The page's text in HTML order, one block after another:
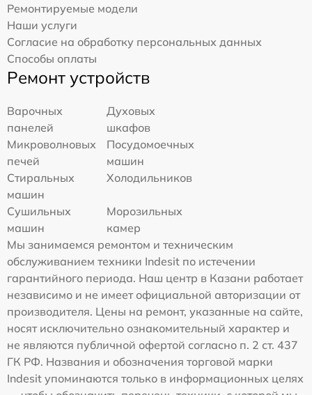
Ремонтируемые модели
Наши услуги
Согласие на обработку персональных данных
Способы оплаты
Ремонт устройств
Варочных
панелей
Духовых
шкафов
Микроволновых
печей
Посудомоечных
машин
Стиральных
машин
Холодильников
Сушильных
машин
Морозильных
камер
Мы занимаемся ремонтом и техническим
обслуживанием техники Indesit по истечении
гарантийного периода. Наш центр в Казани работает
независимо и не имеет официальной авторизации от
производителя. Цены на ремонт, указанные на сайте,
носят исключительно ознакомительный характер и
не являются публичной офертой согласно п. 2 ст. 437
ГК РФ. Названия и обозначения торговой марки
Indesit упоминаются только в информационных целях